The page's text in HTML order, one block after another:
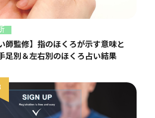
師監修】指のほくろが示す意味と
足別＆左右別のほくろ占い結果